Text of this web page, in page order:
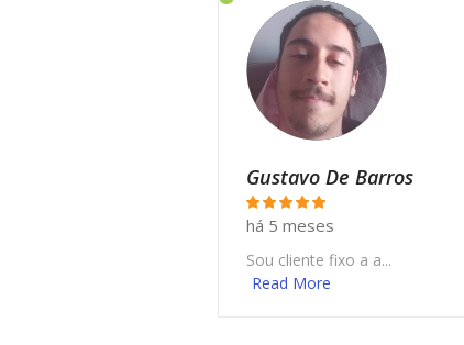
Gustavo De Barros
há 5 meses
Sou cliente fixo a a...
Read More